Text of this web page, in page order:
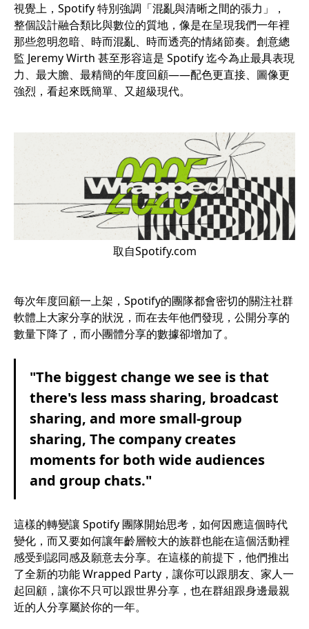
視覺上，Spotify 特別強調「混亂與清晰之間的張力」，
整個設計融合類比與數位的質地，像是在呈現我們一年裡
那些忽明忽暗、時而混亂、時而透亮的情緒節奏。創意總
監 Jeremy Wirth 甚至形容這是 Spotify 迄今為止最具表現
力、最大膽、最精簡的年度回顧——配色更直接、圖像更
強烈，看起來既簡單、又超級現代。
取自Spotify.com
每次年度回顧一上架，Spotify的團隊都會密切的關注社群
軟體上大家分享的狀況，而在去年他們發現，公開分享的
數量下降了，而小團體分享的數據卻增加了。
"The biggest change we see is that
there's less mass sharing, broadcast
sharing, and more small-group
sharing, The company creates
moments for both wide audiences
and group chats."
這樣的轉變讓 Spotify 團隊開始思考，如何因應這個時代
變化，而又要如何讓年齡層較大的族群也能在這個活動裡
感受到認同感及願意去分享。在這樣的前提下，他們推出
了全新的功能 Wrapped Party，讓你可以跟朋友、家人一
起回顧，讓你不只可以跟世界分享，也在群組跟身邊最親
近的人分享屬於你的一年。